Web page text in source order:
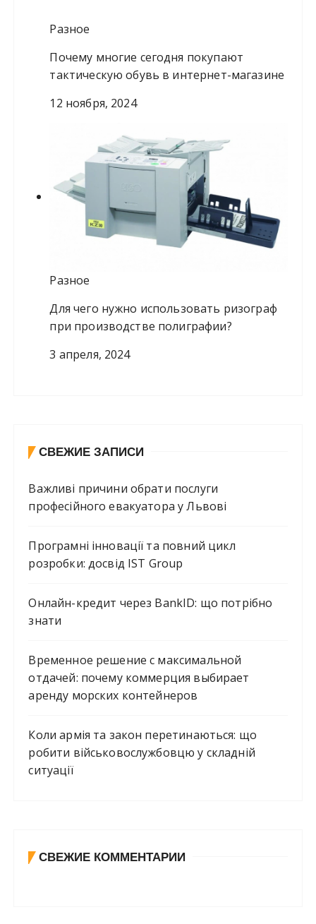
Разное
Почему многие сегодня покупают
тактическую обувь в интернет-магазине
12 ноября, 2024
Разное
Для чего нужно использовать ризограф
при производстве полиграфии?
3 апреля, 2024
СВЕЖИЕ ЗАПИСИ
Важливі причини обрати послуги
професійного евакуатора у Львові
Програмні інновації та повний цикл
розробки: досвід IST Group
Онлайн-кредит через BankID: що потрібно
знати
Временное решение с максимальной
отдачей: почему коммерция выбирает
аренду морских контейнеров
Коли армія та закон перетинаються: що
робити військовослужбовцю у складній
ситуації
СВЕЖИЕ КОММЕНТАРИИ